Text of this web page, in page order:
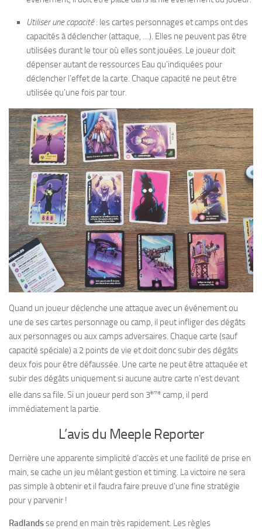
Utiliser une capacité: les cartes personnages et camps ont des
capacités à déclencher (attaque, …). Elles ne peuvent pas être
utilisées durant le tour où elles sont jouées. Le joueur doit
dépenser autant de ressources Eau qu’indiquées pour
déclencher l’effet de la carte. Chaque capacité ne peut être
utilisée qu’une fois par tour.
Quand un joueur déclenche une attaque avec un événement ou
une de ses cartes personnage ou camp, il peut infliger des dégâts
aux personnages ou aux camps adversaires. Chaque carte (sauf
capacité spéciale) a 2 points de vie et doit donc subir des dégâts
deux fois pour être défaussée. Une carte ne peut être attaquée et
subir des dégâts uniquement si aucune autre carte n’est devant
elle dans sa file. Si un joueur perd son 3ème camp, il perd
immédiatement la partie.
L’avis du Meeple Reporter
Derrière une apparente simplicité d’accès et une facilité de prise en
main, se cache un jeu mêlant gestion et timing. La victoire ne sera
pas simple à obtenir et il faudra faire preuve d’une fine stratégie
pour y parvenir !
Radlandsse prend en main très rapidement. Les règles